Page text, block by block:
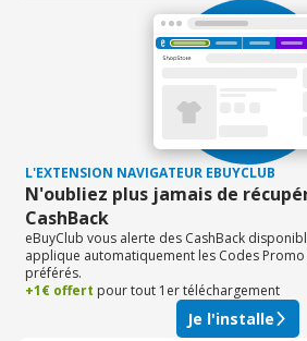
L'EXTENSION NAVIGATEUR EBUYCLUB
N'oubliez plus jamais de
CashBack
eBuyClub vous alerte des CashBack
applique automatiquement les Codes
préférés.
+1€ offert pour tout 1er téléchargement
Je l'installe